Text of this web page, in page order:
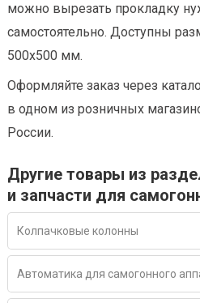
можно вырезать прокладку
самостоятельно. Доступны
500х500 мм.
Оформляйте заказ через
в одном из розничных
России.
Другие товары из
и запчасти для
Колпачковые колонны
Автоматика для самогонного